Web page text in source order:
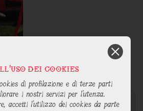
dei cookies
di profilazione e di terze parti
i nostri servizi per l'utenza.
accetti l'utilizzo dei cookies da parte